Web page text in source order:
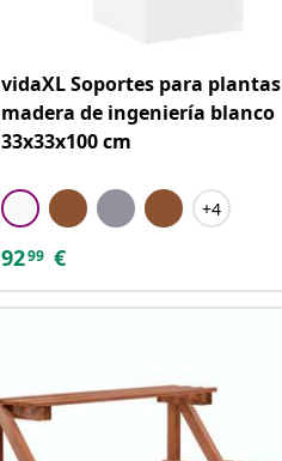
vidaXL Soportes para plantas
madera de ingeniería blanco
33x33x100 cm
+4
9299 €